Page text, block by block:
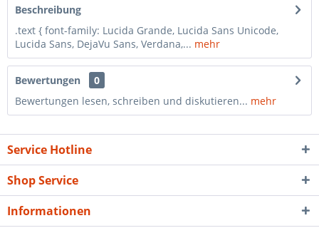
Beschreibung
.text { font-family: Lucida Grande, Lucida Sans Unicode,
Lucida Sans, DejaVu Sans, Verdana,... mehr
Bewertungen
0
Bewertungen lesen, schreiben und diskutieren... mehr
Service Hotline
Shop Service
Informationen